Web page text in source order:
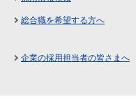
総合職を希望する方へ
企業の採用担当者の皆さまへ